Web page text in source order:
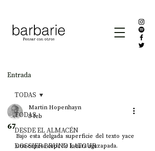
Entrada
TODAS
DESDE EL ALMACÉN
DOSSIER BRUNO LATOUR
TODAS
67
Martin Hopenhayn
3 feb
Bajo esta delgada superficie del texto yace
una espesa capa de locura agazapada.